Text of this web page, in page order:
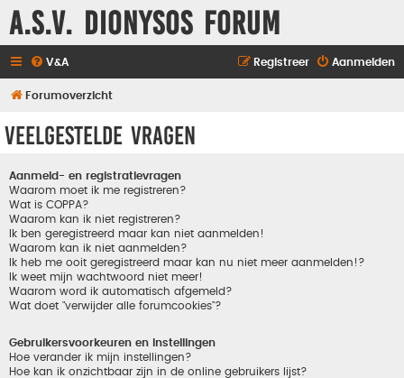
A.S.V. Dionysos Forum
V&A Aanmelden
Registreer
Forumoverzicht
Veelgestelde vragen
Aanmeld- en registratievragen
Waarom moet ik me registreren?
Wat is COPPA?
Waarom kan ik niet registreren?
Ik ben geregistreerd maar kan niet aanmelden!
Waarom kan ik niet aanmelden?
Ik heb me ooit geregistreerd maar kan nu niet meer aanmelden!?
Ik weet mijn wachtwoord niet meer!
Waarom word ik automatisch afgemeld?
Wat doet "verwijder alle forumcookies"?
Gebruikersvoorkeuren en instellingen
Hoe verander ik mijn instellingen?
Hoe kan ik onzichtbaar zijn in de online gebruikers lijst?